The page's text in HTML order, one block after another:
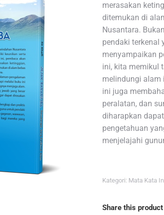
merasakan
ditemukan di
Nusantara.
pendaki terkenal
menyampaikan
ini, kita memikul
melindungi alam
ini juga
peralatan, dan
diharapkan
pengetahuan
menjelajahi
Kategori: Mata Kata
Share this product